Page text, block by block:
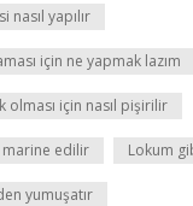
nasıl yapılır
için ne yapmak lazım
olması için nasıl pişirilir
marine edilir Lokum
yumuşatır